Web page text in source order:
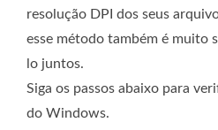
resolução DPI dos seus
esse método também é muito
lo juntos.
Siga os passos abaixo para
do Windows.